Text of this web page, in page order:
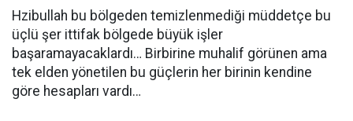
Hzibullah bu bölgeden temizlenmediği müddetçe bu
üçlü şer ittifak bölgede büyük işler
başaramayacaklardı… Birbirine muhalif görünen ama
tek elden yönetilen bu güçlerin her birinin kendine
göre hesapları vardı…